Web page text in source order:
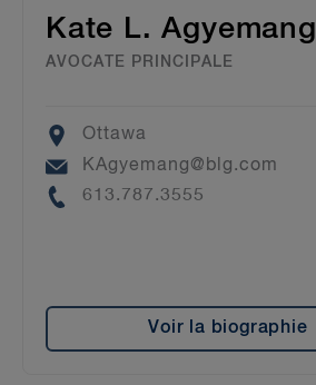
Kate L. Agyemang
AVOCATE PRINCIPALE
Location
Ottawa
Email
KAgyemang@blg.com
Phone
613.787.3555
Voir la biographie